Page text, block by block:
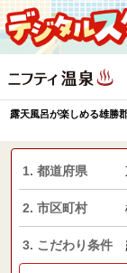
露天風呂が楽しめる雄勝
1. 都道府県
2. 市区町村
3. こだわり条件